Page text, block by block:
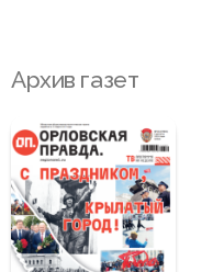
Архив газет